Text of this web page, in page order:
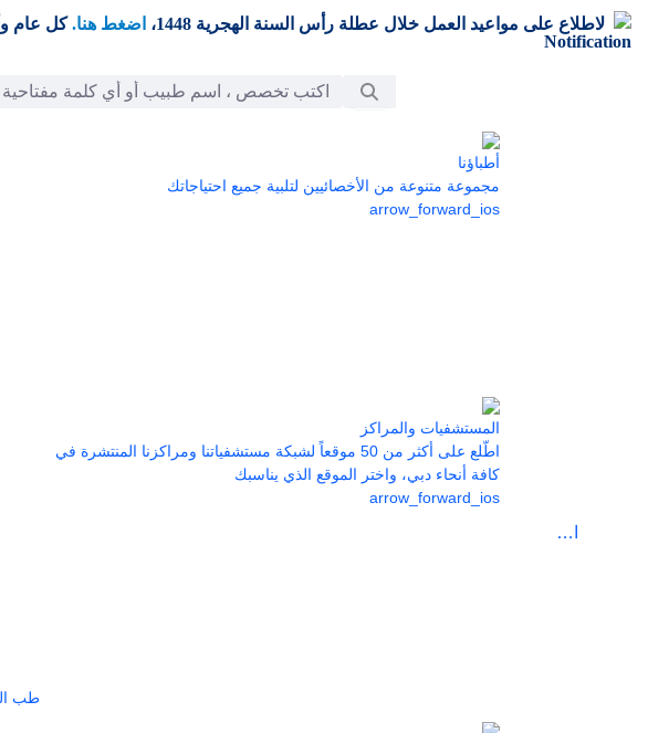
تخطي إلى المحتوى الرئيسي
لاطلاع على مواعيد العمل خلال عطلة رأس السنة الهجرية 1448، اضغط هنا. كل عام
شريط البحث
الرعاية
أطباؤنا
مجموعة متنوعة من الأخصائيين لتلبية جميع احتياجاتك
arrow_forward_ios
المستشفيات والمراكز
اطّلع على أكثر من 50 موقعاً لشبكة مستشفياتنا ومراكزنا المنتشرة في
كافة أنحاء دبي، واختر الموقع الذي يناسبك
arrow_forward_ios
طب